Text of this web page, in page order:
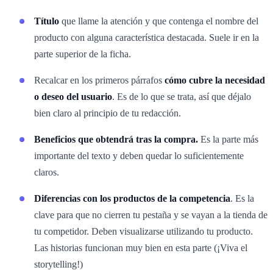
Título que llame la atención y que contenga el nombre del
producto con alguna característica destacada. Suele ir en la
parte superior de la ficha.
Recalcar en los primeros párrafos cómo cubre la necesidad
o deseo del usuario. Es de lo que se trata, así que déjalo
bien claro al principio de tu redacción.
Beneficios que obtendrá tras la compra. Es la parte más
importante del texto y deben quedar lo suficientemente
claros.
Diferencias con los productos de la competencia. Es la
clave para que no cierren tu pestaña y se vayan a la tienda de
tu competidor. Deben visualizarse utilizando tu producto.
Las historias funcionan muy bien en esta parte (¡Viva el
storytelling!)